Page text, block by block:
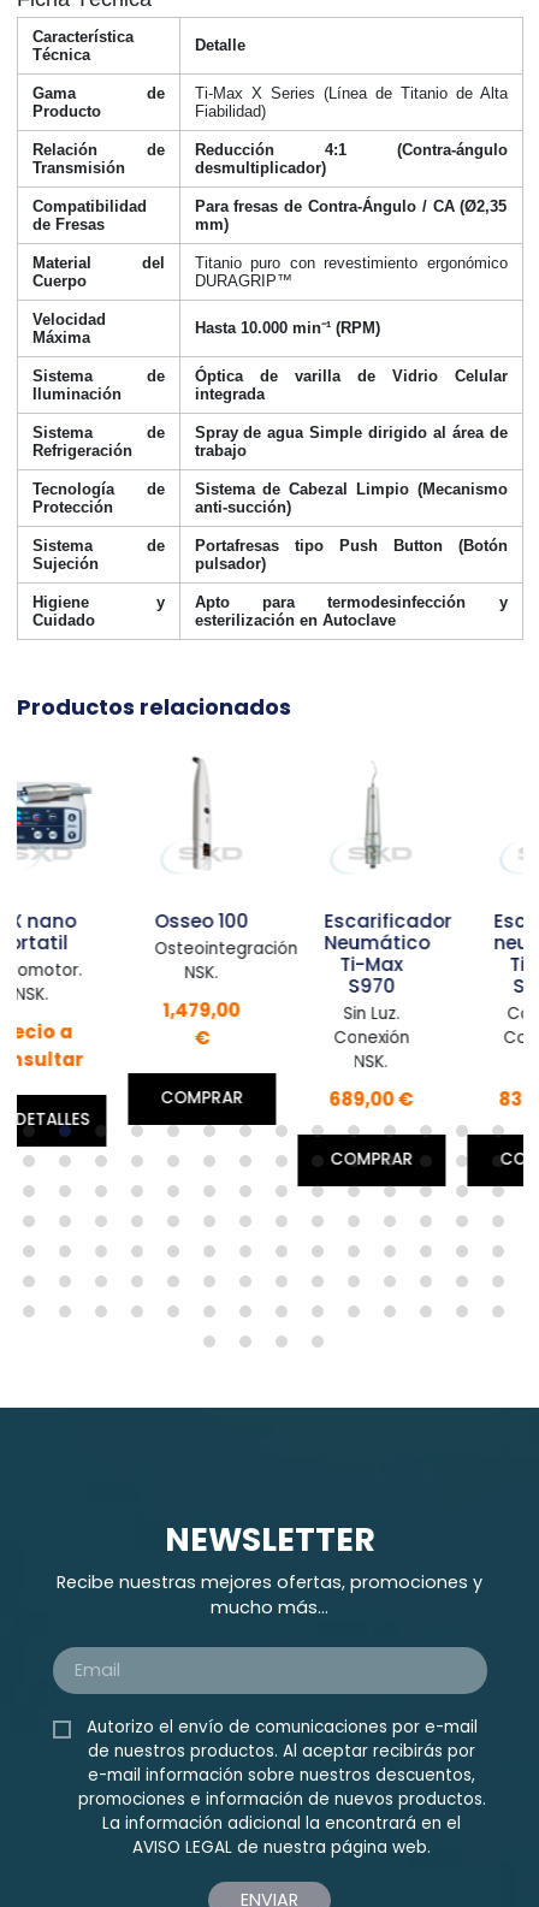
Característica
Técnica
Detalle
Gama de
Producto
Ti-Max X Series (Línea de Titanio de Alta
Fiabilidad)
Relación de
Transmisión
Reducción 4:1 (Contra-ángulo
desmultiplicador)
Compatibilidad
de Fresas
Para fresas de Contra-Ángulo / CA (Ø2,35
mm)
Material del
Cuerpo
Titanio puro con revestimiento ergonómico
DURAGRIP™
Velocidad
Máxima
Hasta 10.000 min⁻¹ (RPM)
Sistema de
Iluminación
Óptica de varilla de Vidrio Celular
integrada
Sistema de
Refrigeración
Spray de agua Simple dirigido al área de
trabajo
Tecnología de
Protección
Sistema de Cabezal Limpio (Mecanismo
anti-succión)
Sistema de
Sujeción
Portafresas tipo Push Button (Botón
pulsador)
Higiene y
Cuidado
Apto para termodesinfección y
esterilización en Autoclave
Productos relacionados
Osseo 100
Osteointegración.
COMPRAR
Escarificador
Neumático
689,00 €
COMPRAR
Escarificador
neumático
839,00 €
COMPRAR
NEWSLETTER
Recibe nuestras mejores ofertas, promociones y
mucho más...
Autorizo el envío de comunicaciones por e-mail
de nuestros productos. Al aceptar recibirás por
e-mail información sobre nuestros descuentos,
promociones e información de nuevos productos.
La información adicional la encontrará en el
AVISO LEGAL de nuestra página web.
ENVIAR